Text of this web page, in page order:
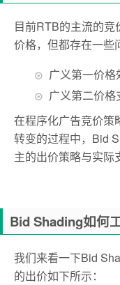
目前RTB的主流的
价格，但都存在一些
广义第一价
广义第二价
在程序化广告竞价策
转变的过程中，Bid
主的出价策略与实际
Bid Shading如何
我们来看一下Bid
的出价如下所示：